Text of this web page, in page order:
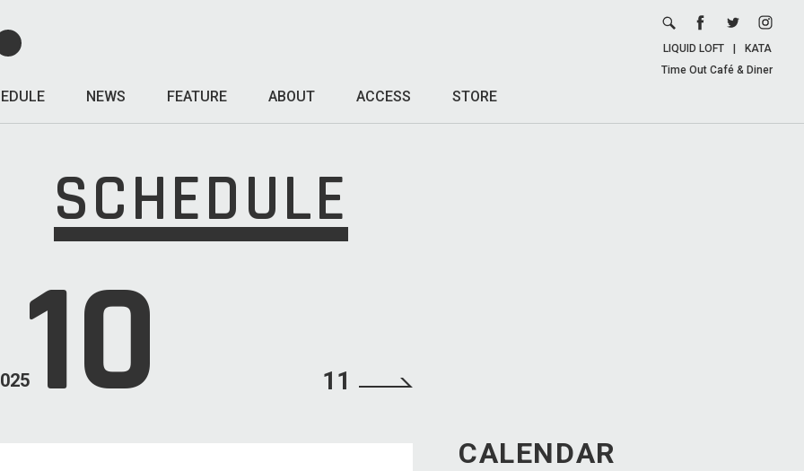
NEWS FEATURE ABOUT ACCESS STORE
LIQUID LOFT
KATA
Time Out Café & Diner
SCHEDULE
CALENDAR
10 11